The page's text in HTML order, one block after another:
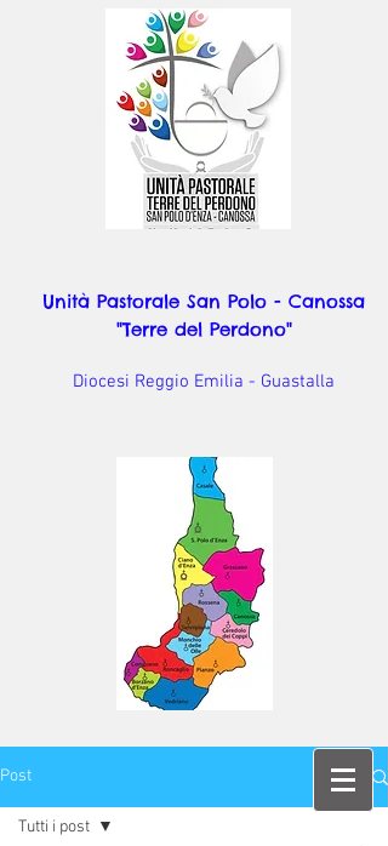
Unità Pastorale San Polo - Canossa
"Terre del Perdono"
Diocesi Reggio Emilia - Guastalla
Post
Tutti i post